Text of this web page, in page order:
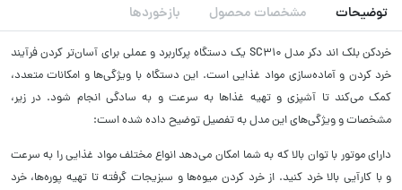
توضیحات مشخصات محصول بازخوردها
خردکن بلک اند دکر مدل SC310 یک دستگاه پرکاربرد و عملی برای آسان‌تر کردن فرآیند
خرد کردن و آماده‌سازی مواد غذایی است. این دستگاه با ویژگی‌ها و امکانات متعدد،
کمک می‌کند تا آشپزی و تهیه غذاها به سرعت و به سادگی انجام شود. در زیر،
مشخصات و ویژگی‌های این مدل به تفصیل توضیح داده شده است:
دارای موتور با توان بالا که به شما امکان می‌دهد انواع مختلف مواد غذایی را به سرعت
و با کارآیی بالا خرد کنید. از خرد کردن میوه‌ها و سبزیجات گرفته تا تهیه پوره‌ها، خرد